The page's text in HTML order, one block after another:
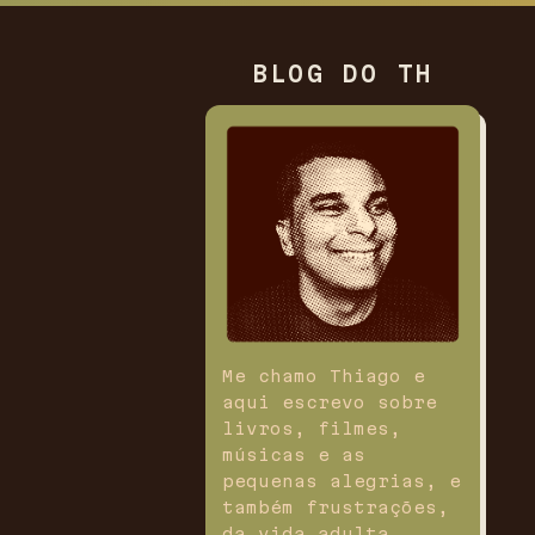
BLOG DO TH
Me chamo Thiago e
aqui escrevo sobre
livros, filmes,
músicas e as
pequenas alegrias, e
também frustrações,